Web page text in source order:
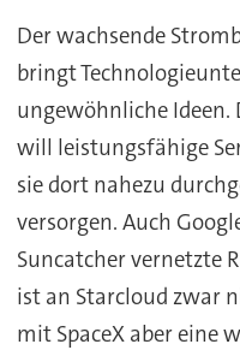
Der wachsende
bringt
ungewöhnliche Ideen.
will leistungsfähige
sie dort nahezu
versorgen. Auch
Suncatcher vernetzte
ist an Starcloud zwar
mit SpaceX aber eine